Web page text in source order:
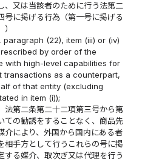
、又は当該者のために行う法第二
号に掲げる行為（第一号に掲げる
(22), item (iii) or (iv)
by order of the
with high-level capabilities for
transactions as a counterpart,
of that entity (excluding
in item (i));
法第二条第二十二項第三号から第
ての勧誘をすることなく、商品先
介により、外国から国内にある者
相手方として行うこれらの号に掲
する媒介、取次ぎ又は代理を行う